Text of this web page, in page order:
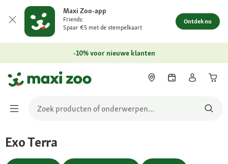
Maxi Zoo-app
Friends:
Spaar €5 met de stempelkaart
Ontdek nu
-10% voor nieuwe klanten
Exo Terra